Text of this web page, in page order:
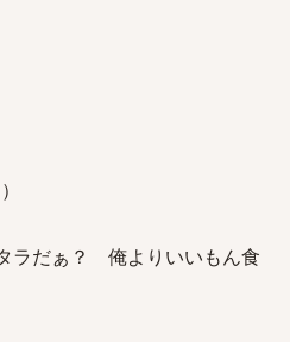
ラだぁ？ 俺よりいいもん食